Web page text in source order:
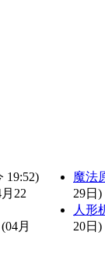
19:52)
22
(04月
魔法
29日)
人形
20日)